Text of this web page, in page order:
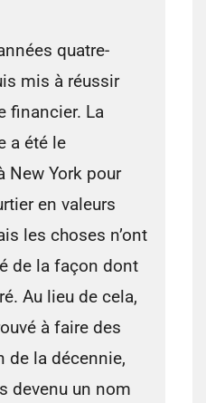
quatre-
mis à réussir
financier. La
a été le
New York pour
en valeurs
les choses n’ont
de la façon dont
Au lieu de cela,
à faire des
de la décennie,
devenu un nom